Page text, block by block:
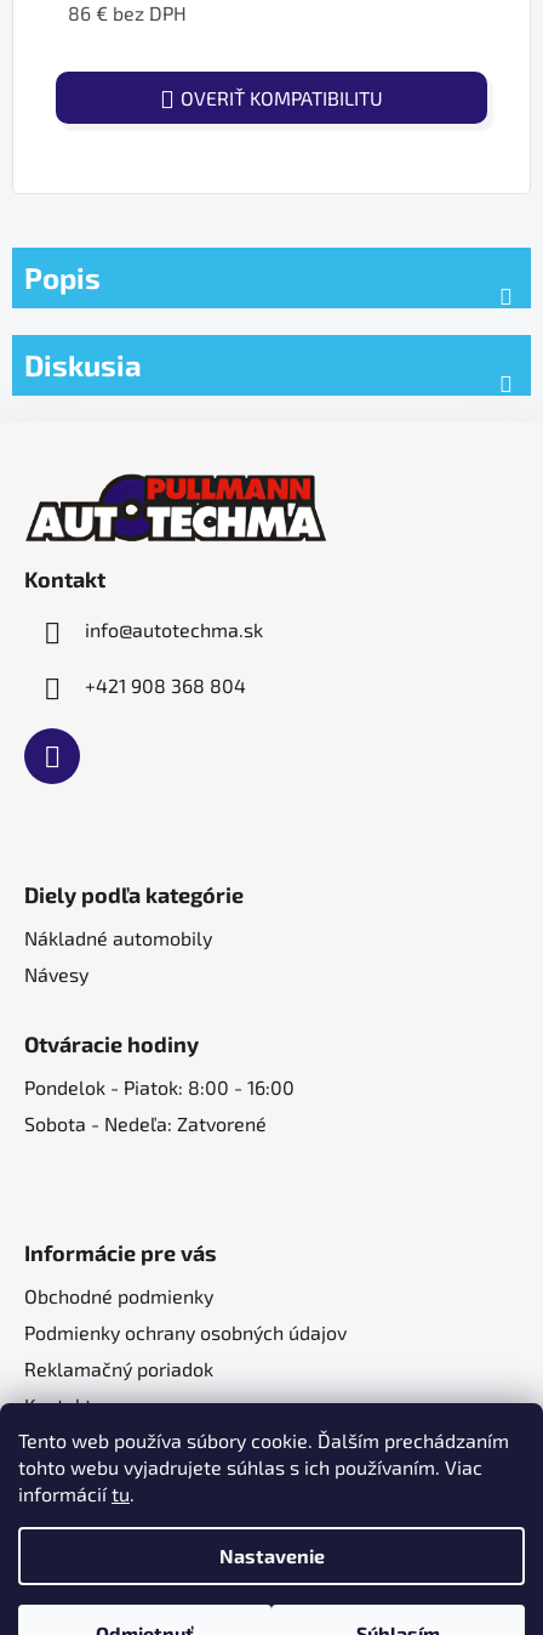
Tento web používa súbory cookie. Ďalším prechádzaním
tohto webu vyjadrujete súhlas s ich používaním. Viac
informáciítu.
Nastavenie
86 € bez DPH
OVERIŤ KOMPATIBILITU
Popis
Diskusia
Kontakt
info@autotechma.sk
+421 908 368 804
Diely podľa kategórie
Nákladné automobily
Návesy
Otváracie hodiny
Pondelok - Piatok: 8:00 - 16:00
Sobota - Nedeľa: Zatvorené
Informácie pre vás
Obchodné podmienky
Podmienky ochrany osobných údajov
Reklamačný poriadok
Kontakt
O nás
Vytvoril Shoptet a
Adatelier